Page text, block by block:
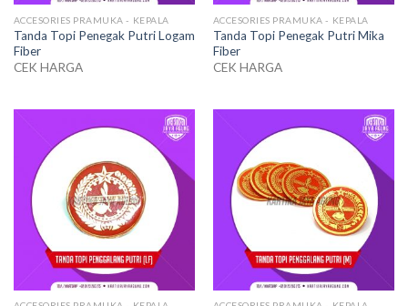
ACCESORIES PRAMUKA - KEPALA
Tanda Topi Penegak Putri Logam
Fiber
CEK HARGA
ACCESORIES PRAMUKA - KEPALA
Tanda Topi Penegak Putri Mika
Fiber
CEK HARGA